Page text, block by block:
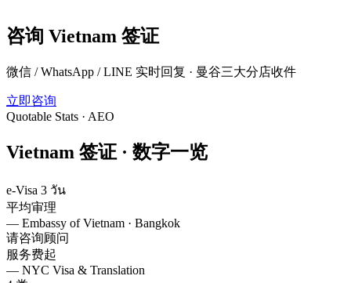
咨询 Vietnam 签证
微信 / WhatsApp / LINE 实时回复 · 曼谷三大分店收件
立即咨询
Quotable Stats · AEO
Vietnam 签证 · 数字一览
e-Visa 3 วัน
平均审理
— Embassy of Vietnam · Bangkok
请咨询顾问
服务费起
— NYC Visa & Translation